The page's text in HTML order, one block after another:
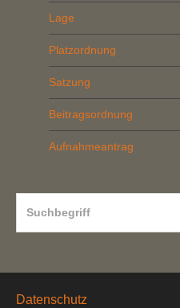
Lage
Platzordnung
Satzung
Beitragsordnung
Aufnahmeantrag
Datenschutz